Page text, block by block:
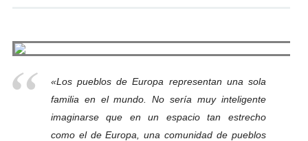
«Los pueblos de Europa representan una sola
familia en el mundo. No sería muy inteligente
imaginarse que en un espacio tan estrecho
como el de Europa, una comunidad de pueblos